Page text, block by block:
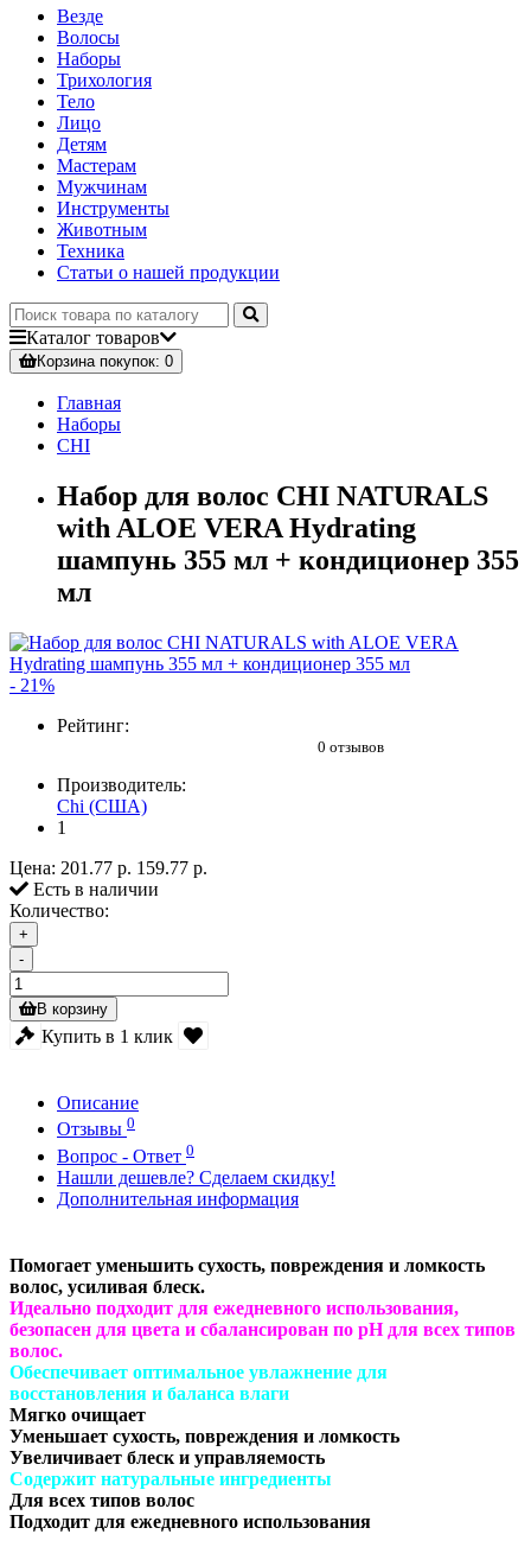
Везде
Волосы
Наборы
Трихология
Тело
Лицо
Детям
Мастерам
Мужчинам
Инструменты
Животным
Техника
Статьи о нашей продукции
Каталог товаров
Корзинапокупок: 0
Главная
Наборы
CHI
Набор для волос CHI NATURALS
with ALOE VERA Hydrating
шампунь 355 мл + кондиционер 355
мл
- 21%
Рейтинг:
0 отзывов
Производитель:
Chi (США)
1
Цена: 201.77 р. 159.77 р.
Есть в наличии
Количество:
+
-
В корзину
Купить в 1 клик
Описание
Отзывы 0
Вопрос - Ответ 0
Нашли дешевле? Сделаем скидку!
Дополнительная информация
Помогает уменьшить сухость, повреждения и ломкость
волос, усиливая блеск.
Идеально подходит для ежедневного использования,
безопасен для цвета и сбалансирован по pH для всех типов
волос.
Обеспечивает оптимальное увлажнение для
восстановления и баланса влаги
Мягко очищает
Уменьшает сухость, повреждения и ломкость
Увеличивает блеск и управляемость
Содержит натуральные ингредиенты
Для всех типов волос
Подходит для ежедневного использования